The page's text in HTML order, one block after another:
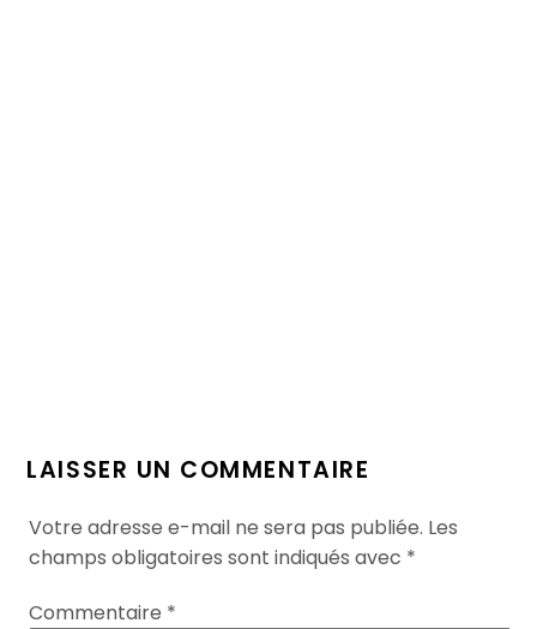
LAISSER UN COMMENTAIRE
Votre adresse e-mail ne sera pas publiée. Les
champs obligatoires sont indiqués avec *
Commentaire *